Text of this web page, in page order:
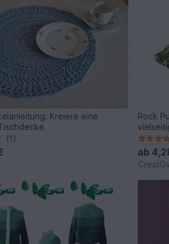
Kreiere eine
(1)
Rock
ab